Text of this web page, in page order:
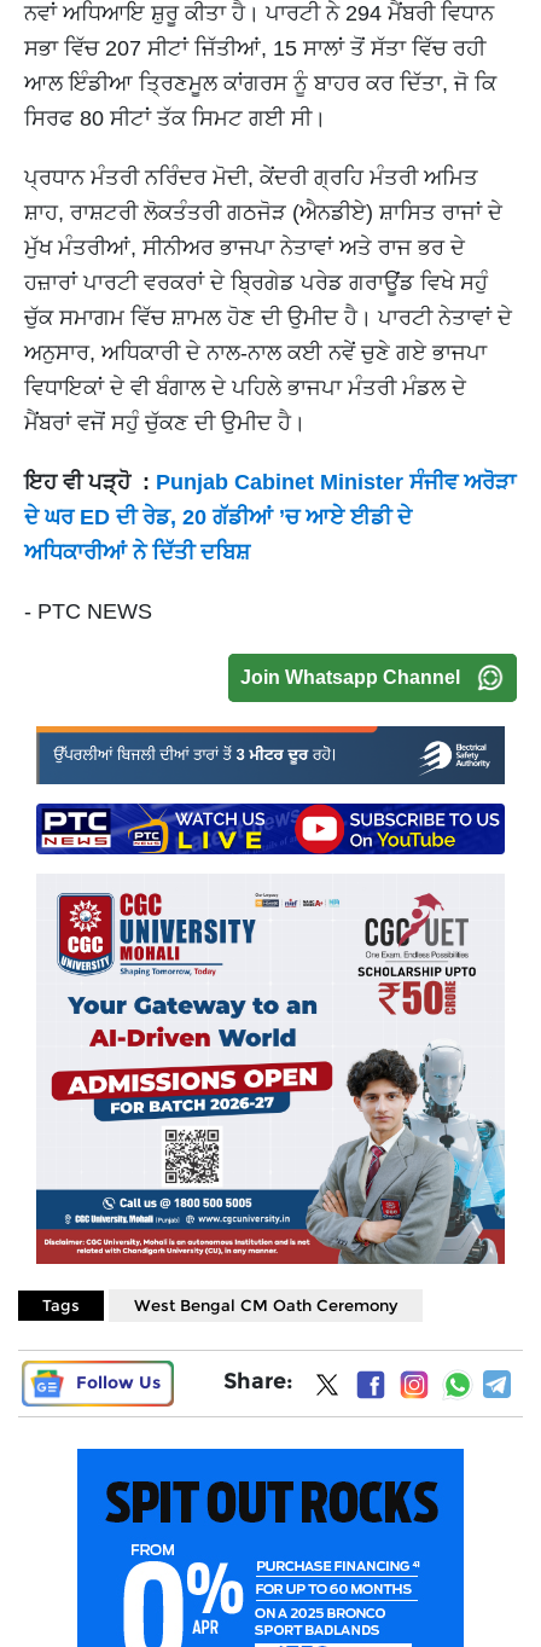
ਨਵਾਂ ਅਧਿਆਇ ਸ਼ੁਰੂ ਕੀਤਾ ਹੈ। ਪਾਰਟੀ ਨੇ 294 ਮੈਂਬਰੀ ਵਿਧਾਨ
ਸਭਾ ਵਿੱਚ 207 ਸੀਟਾਂ ਜਿੱਤੀਆਂ, 15 ਸਾਲਾਂ ਤੋਂ ਸੱਤਾ ਵਿੱਚ ਰਹੀ
ਆਲ ਇੰਡੀਆ ਤ੍ਰਿਣਮੂਲ ਕਾਂਗਰਸ ਨੂੰ ਬਾਹਰ ਕਰ ਦਿੱਤਾ, ਜੋ ਕਿ
ਸਿਰਫ 80 ਸੀਟਾਂ ਤੱਕ ਸਿਮਟ ਗਈ ਸੀ।
ਪ੍ਰਧਾਨ ਮੰਤਰੀ ਨਰਿੰਦਰ ਮੋਦੀ, ਕੇਂਦਰੀ ਗ੍ਰਹਿ ਮੰਤਰੀ ਅਮਿਤ
ਸ਼ਾਹ, ਰਾਸ਼ਟਰੀ ਲੋਕਤੰਤਰੀ ਗਠਜੋੜ (ਐਨਡੀਏ) ਸ਼ਾਸਿਤ ਰਾਜਾਂ ਦੇ
ਮੁੱਖ ਮੰਤਰੀਆਂ, ਸੀਨੀਅਰ ਭਾਜਪਾ ਨੇਤਾਵਾਂ ਅਤੇ ਰਾਜ ਭਰ ਦੇ
ਹਜ਼ਾਰਾਂ ਪਾਰਟੀ ਵਰਕਰਾਂ ਦੇ ਬ੍ਰਿਗੇਡ ਪਰੇਡ ਗਰਾਊਂਡ ਵਿਖੇ ਸਹੁੰ
ਚੁੱਕ ਸਮਾਗਮ ਵਿੱਚ ਸ਼ਾਮਲ ਹੋਣ ਦੀ ਉਮੀਦ ਹੈ। ਪਾਰਟੀ ਨੇਤਾਵਾਂ ਦੇ
ਅਨੁਸਾਰ, ਅਧਿਕਾਰੀ ਦੇ ਨਾਲ-ਨਾਲ ਕਈ ਨਵੇਂ ਚੁਣੇ ਗਏ ਭਾਜਪਾ
ਵਿਧਾਇਕਾਂ ਦੇ ਵੀ ਬੰਗਾਲ ਦੇ ਪਹਿਲੇ ਭਾਜਪਾ ਮੰਤਰੀ ਮੰਡਲ ਦੇ
ਮੈਂਬਰਾਂ ਵਜੋਂ ਸਹੁੰ ਚੁੱਕਣ ਦੀ ਉਮੀਦ ਹੈ।
ਇਹ ਵੀ ਪੜ੍ਹੋ : Punjab Cabinet Minister ਸੰਜੀਵ ਅਰੋੜਾ
ਦੇ ਘਰ ED ਦੀ ਰੇਡ, 20 ਗੱਡੀਆਂ ’ਚ ਆਏ ਈਡੀ ਦੇ
ਅਧਿਕਾਰੀਆਂ ਨੇ ਦਿੱਤੀ ਦਬਿਸ਼
- PTC NEWS
Join Whatsapp Channel
Tags West Bengal CM Oath Ceremony
Follow Us Share: